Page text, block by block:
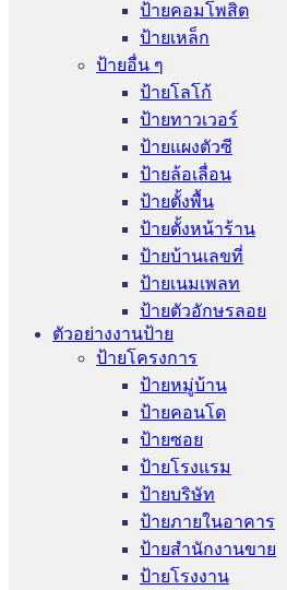
ป้ายคอมโพสิต
ป้ายเหล็ก
ป้ายอื่น ๆ
ป้ายโลโก้
ป้ายทาวเวอร์
ป้ายแผงตัวซี
ป้ายล้อเลื่อน
ป้ายตั้งพื้น
ป้ายตั้งหน้าร้าน
ป้ายบ้านเลขที่
ป้ายเนมเพลท
ป้ายตัวอักษรลอย
ตัวอย่างงานป้าย
ป้ายโครงการ
ป้ายหมู่บ้าน
ป้ายคอนโด
ป้ายซอย
ป้ายโรงแรม
ป้ายบริษัท
ป้ายภายในอาคาร
ป้ายสำนักงานขาย
ป้ายโรงงาน